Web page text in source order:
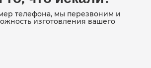
телефона, мы перезвоним и
изготовления вашего